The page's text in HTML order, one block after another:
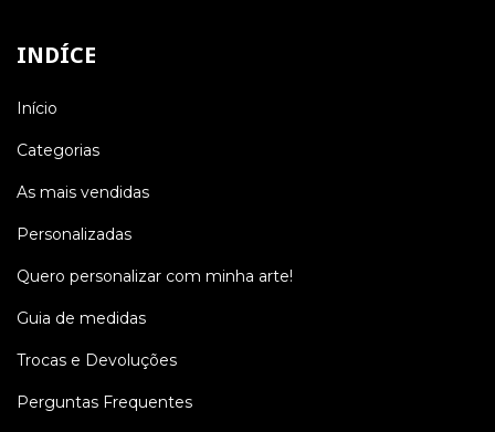
INDÍCE
Início
Categorias
As mais vendidas
Personalizadas
Quero personalizar com minha arte!
Guia de medidas
Trocas e Devoluções
Perguntas Frequentes